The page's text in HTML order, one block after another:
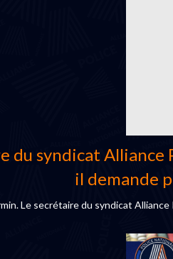
du syndicat
il demande
Le secrétaire du syndicat